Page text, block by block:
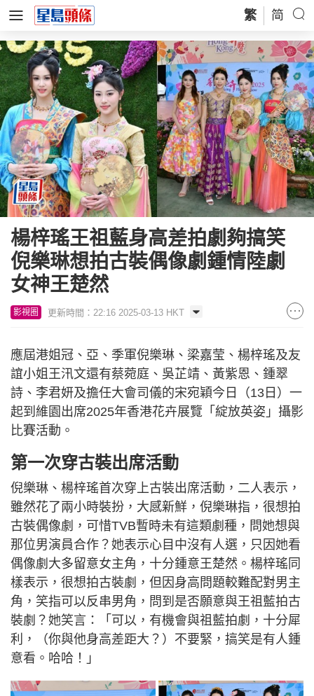
繁 简
楊梓瑤王祖藍身高差拍劇夠搞笑
倪樂琳想拍古裝偶像劇鍾情陸劇
女神王楚然
影視圈 更新時間：22:16 2025-03-13 HKT
應屆港姐冠、亞、季軍倪樂琳、梁嘉莹、楊梓瑤及友
誼小姐王汛文還有蔡菀庭、吳芷靖、黃紫恩、鍾翠
詩、李君妍及擔任大會司儀的宋宛穎今日（13日）一
起到維園出席2025年香港花卉展覽「綻放英姿」攝影
比賽活動。
第一次穿古裝出席活動
倪樂琳、楊梓瑤首次穿上古裝出席活動，二人表示，
雖然花了兩小時裝扮，大感新鮮，倪樂琳指，很想拍
古裝偶像劇，可惜TVB暫時未有這類劇種，問她想與
那位男演員合作？她表示心目中沒有人選，只因她看
偶像劇大多留意女主角，十分鍾意王楚然。楊梓瑤同
樣表示，很想拍古裝劇，但因身高問題較難配對男主
角，笑指可以反串男角，問到是否願意與王祖藍拍古
裝劇？她笑言：「可以，有機會與祖藍拍劇，十分犀
利，（你與他身高差距大？）不要緊，搞笑是有人鍾
意看。哈哈！」